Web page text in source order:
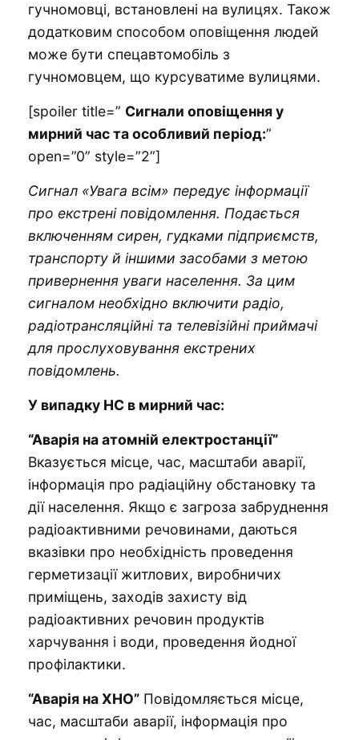
гучномовці, встановлені на вулицях. Також
додатковим способом оповіщення людей
може бути спецавтомобіль з
гучномовцем, що курсуватиме вулицями.
[spoiler title=” Сигнали оповіщення у
мирний час та особливий період:”
open=”0” style=”2”]
Сигнал «Увага всім» передує інформації
про екстрені повідомлення. Подається
включенням сирен, гудками підприємств,
транспорту й іншими засобами з метою
привернення уваги населення. За цим
сигналом необхідно включити радіо,
радіотрансляційні та телевізійні приймачі
для прослуховування екстрених
повідомлень.
У випадку НС в мирний час:
“Аварія на атомній електростанції”
Вказується місце, час, масштаби аварії,
інформація про радіаційну обстановку та
дії населення. Якщо є загроза забруднення
радіоактивними речовинами, даються
вказівки про необхідність проведення
герметизації житлових, виробничих
приміщень, заходів захисту від
радіоактивних речовин продуктів
харчування і води, проведення йодної
профілактики.
“Аварія на ХНО” Повідомляється місце,
час, масштаби аварії, інформація про